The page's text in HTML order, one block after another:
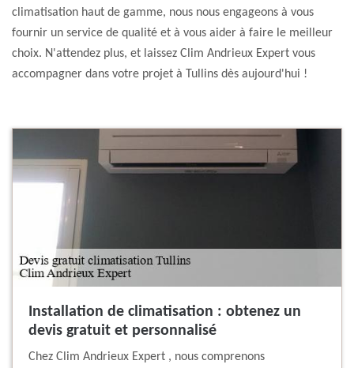
climatisation haut de gamme, nous nous engageons à vous
fournir un service de qualité et à vous aider à faire le meilleur
choix. N'attendez plus, et laissez Clim Andrieux Expert vous
accompagner dans votre projet à Tullins dès aujourd'hui !
Installation de climatisation : obtenez un
devis gratuit et personnalisé
Chez Clim Andrieux Expert , nous comprenons